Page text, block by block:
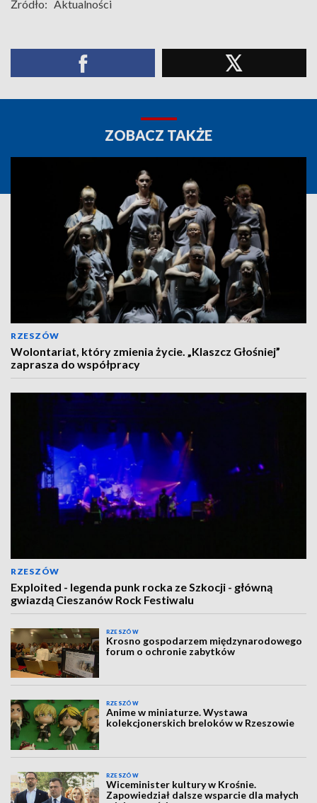
Źródło: Aktualności
ZOBACZ TAKŻE
RZESZÓW
Wolontariat, który zmienia życie. „Klaszcz Głośniej”
zaprasza do współpracy
RZESZÓW
Exploited - legenda punk rocka ze Szkocji - główną
gwiazdą Cieszanów Rock Festiwalu
RZESZÓW
Krosno gospodarzem międzynarodowego
forum o ochronie zabytków
RZESZÓW
Anime w miniaturze. Wystawa
kolekcjonerskich breloków w Rzeszowie
RZESZÓW
Wiceminister kultury w Krośnie.
Zapowiedział dalsze wsparcie dla małych